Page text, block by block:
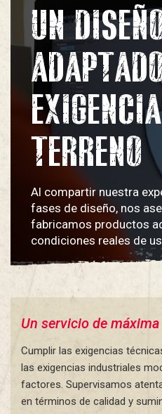
UN
TERRENO
Al compartir nuestra
fases de diseño, nos
fabricamos productos
condiciones reales de
Un servicio de
Cumplir las exigencias
las exigencias industriales
factores. Supervisamos
en términos de calidad y